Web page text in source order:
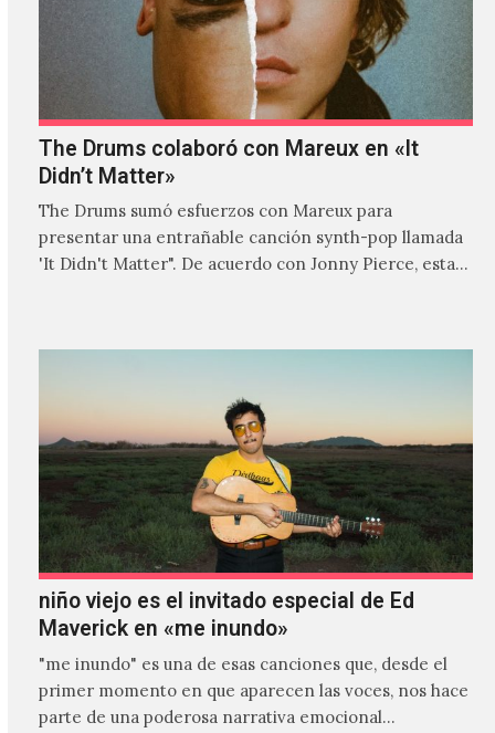
The Drums colaboró con Mareux en «It
Didn’t Matter»
The Drums sumó esfuerzos con Mareux para
presentar una entrañable canción synth-pop llamada
'It Didn't Matter". De acuerdo con Jonny Pierce, esta
niño viejo es el invitado especial de Ed
Maverick en «me inundo»
"me inundo" es una de esas canciones que, desde el
primer momento en que aparecen las voces, nos hace
parte de una poderosa narrativa emocional…